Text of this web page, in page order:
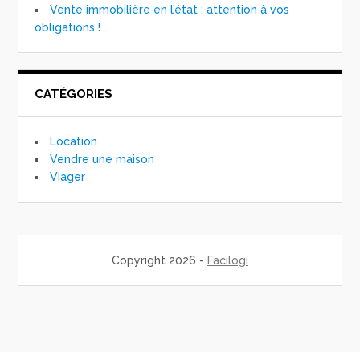
Vente immobilière en l’état : attention à vos
obligations !
CATÉGORIES
Location
Vendre une maison
Viager
Copyright 2026 - Facilogi